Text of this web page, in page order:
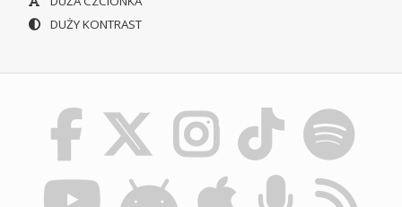
DUŻY KONTRAST